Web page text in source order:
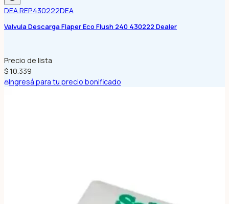
DEA.REP.430222DEA
Valvula Descarga Flaper Eco Flush 240 430222 Dealer
Precio de lista
$ 10.339
Ingresá para tu precio bonificado